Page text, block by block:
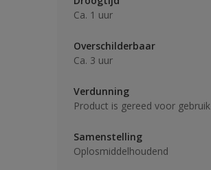
Ca. 1 uur
Overschilderbaar
Ca. 3 uur
Verdunning
Product is gereed voor gebruik
Samenstelling
Oplosmiddelhoudend